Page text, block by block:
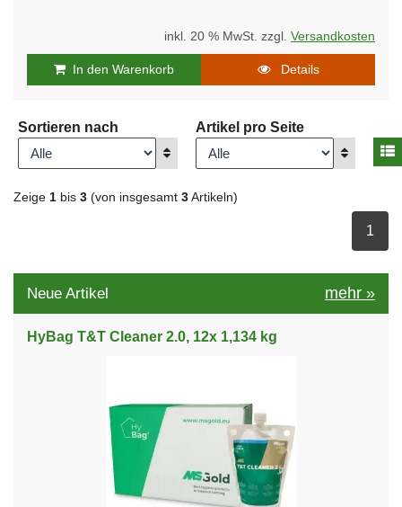
inkl. 20 % MwSt. zzgl. Versandkosten
In den Warenkorb Details
Sortieren nach
Anzeigen
Artikel pro Seite
Anzeigen
Zeige 1 bis 3 (von insgesamt 3 Artikeln)
1
Neue Artikel mehr »
HyBag T&T Cleaner 2.0, 12x 1,134 kg